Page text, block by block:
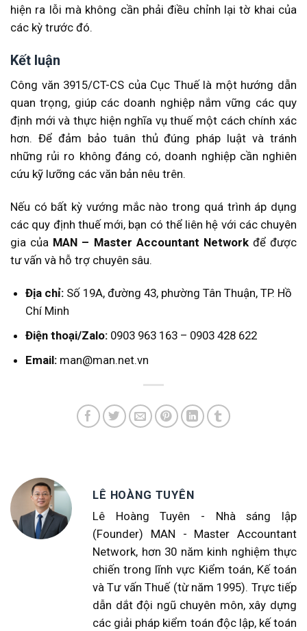
hiện ra lỗi mà không cần phải điều chỉnh lại tờ khai của
các kỳ trước đó.
Kết luận
Công văn 3915/CT-CS của Cục Thuế là một hướng dẫn
quan trọng, giúp các doanh nghiệp nắm vững các quy
định mới và thực hiện nghĩa vụ thuế một cách chính xác
hơn. Để đảm bảo tuân thủ đúng pháp luật và tránh
những rủi ro không đáng có, doanh nghiệp cần nghiên
cứu kỹ lưỡng các văn bản nêu trên.
Nếu có bất kỳ vướng mắc nào trong quá trình áp dụng
các quy định thuế mới, bạn có thể liên hệ với các chuyên
gia của MAN – Master Accountant Networkđể được
tư vấn và hỗ trợ chuyên sâu.
Địa chỉ:Số 19A, đường 43, phường Tân Thuận, TP. Hồ
Chí Minh
Điện thoại/Zalo:0903 963 163 – 0903 428 622
Email:man@man.net.vn
LÊ HOÀNG TUYÊN
Lê Hoàng Tuyên - Nhà sáng lập
(Founder) MAN - Master Accountant
Network, hơn 30 năm kinh nghiệm thực
chiến trong lĩnh vực Kiểm toán, Kế toán
và Tư vấn Thuế (từ năm 1995). Trực tiếp
dẫn dắt đội ngũ chuyên môn, xây dựng
các giải pháp kiểm toán độc lập, kế toán